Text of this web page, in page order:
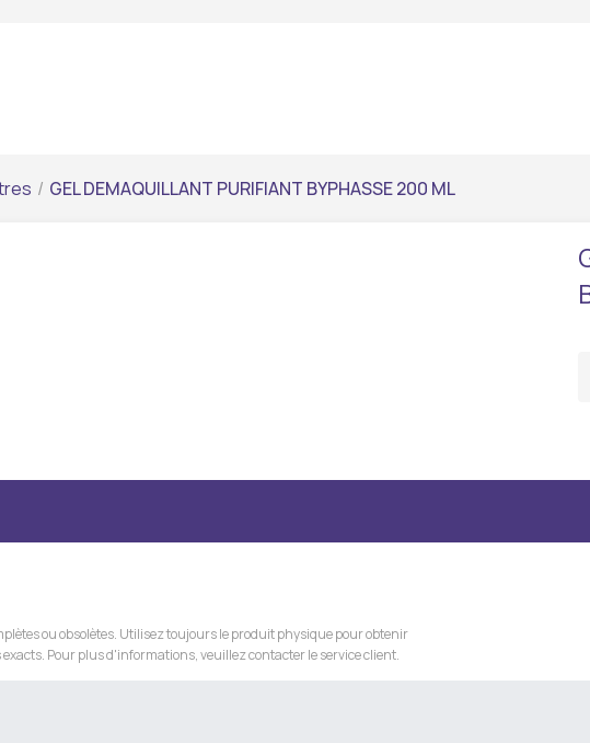
/ GEL DEMAQUILLANT PURIFIANT BYPHASSE 200 ML
ou obsolètes. Utilisez toujours le produit physique pour obtenir
Pour plus d'informations, veuillez contacter le service client.